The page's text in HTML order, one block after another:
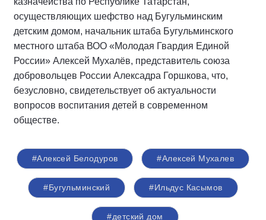
осуществляющих шефство над Бугульминским
детским домом, начальник штаба Бугульминского
местного штаба ВОО «Молодая Гвардия Единой
России» Алексей Мухалёв, представитель союза
добровольцев России Алексадра Горшкова, что,
безусловно, свидетельствует об актуальности
вопросов воспитания детей в современном
обществе.
#Алексей Белодуров #Алексей Мухалев
#Бугульминский #Ильдус Касымов
#детский дом